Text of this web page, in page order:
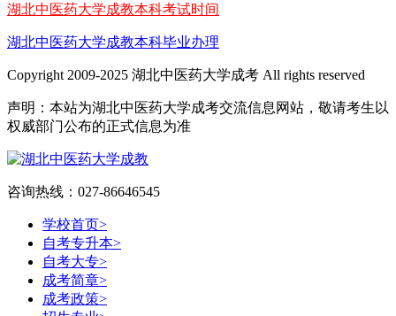
湖北中医药大学成教本科考试时间
湖北中医药大学成教本科毕业办理
Copyright 2009-2025 湖北中医药大学成考 All rights reserved
声明：本站为湖北中医药大学成考交流信息网站，敬请考生以
权威部门公布的正式信息为准
咨询热线：027-86646545
学校首页>
自考专升本>
自考大专>
成考简章>
成考政策>